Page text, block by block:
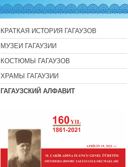
КРАТКАЯ ИСТОРИЯ ГАГАУЗОВ
МУЗЕИ ГАГАУЗИИ
КОСТЮМЫ ГАГАУЗОВ
ХРАМЫ ГАГАУЗИИ
ГАГАУЗСКИЙ АЛФАВИТ